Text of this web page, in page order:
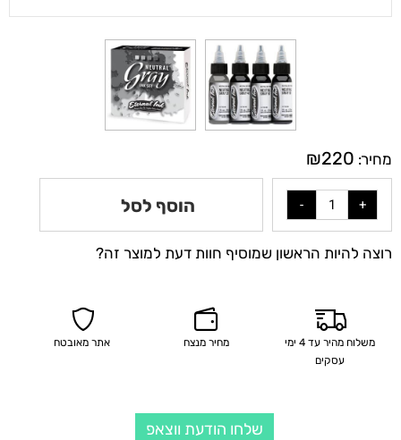
מחיר: ₪220
הוסף לסל
רוצה להיות הראשון שמוסיף חוות דעת למוצר זה?
משלוח מהיר עד 4 ימי
עסקים
מחיר מנצח אתר מאובטח
שלחו הודעת ווצאפ